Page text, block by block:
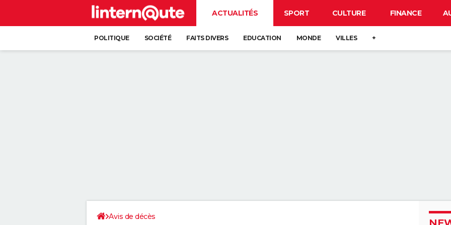
ACTUALITÉS SPORT CULTURE FINANCE
POLITIQUE SOCIÉTÉ FAITS DIVERS EDUCATION MONDE VILLES +
Avis de décès